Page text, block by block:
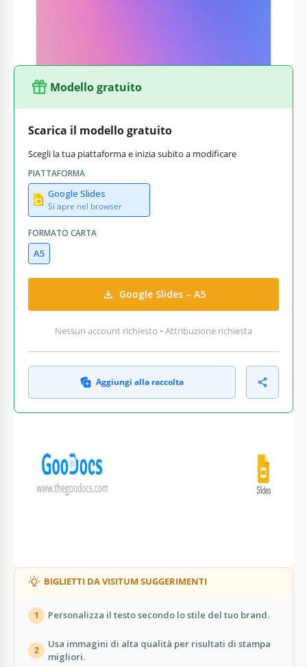
Modello gratuito
Scarica il modello gratuito
Scegli la tua piattaforma e inizia subito a modificare
PIATTAFORMA
Google Slides
Si apre nel browser
FORMATO CARTA
A5
Google Slides – A5
Nessun account richiesto • Attribuzione richiesta
Aggiungi alla raccolta
Biglietto da visita yoga modificabile
Sfondo a gradiente di colore personalizzabile
BIGLIETTI DA VISITUM SUGGERIMENTI
1 Personalizza il testo secondo lo stile del tuo brand.
2
Usa immagini di alta qualità per risultati di stampa
migliori.